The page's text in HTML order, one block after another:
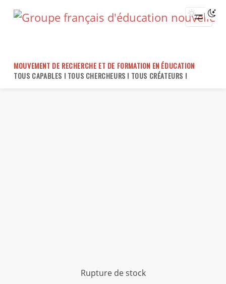
MOUVEMENT DE RECHERCHE ET DE FORMATION EN ÉDUCATION
TOUS CAPABLES ! TOUS CHERCHEURS ! TOUS CRÉATEURS !
Rupture de stock